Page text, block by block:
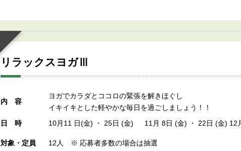
リラックスヨガⅢ
内容
ヨガでカラダとココロの緊張を解きほぐし
イキイキとした軽やかな毎日を過ごしましょう！！
日時
10月11 日(金) ・ 25日 (金) 11月 8日 (金) ・ 22日 (金) 12
対象・定員 12人 ※ 応募者多数の場合は抽選